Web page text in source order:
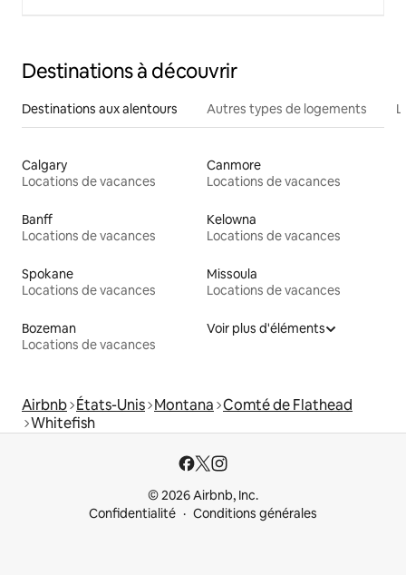
Destinations à découvrir
Destinations aux alentours Autres types de logements
Calgary
Locations de vacances
Canmore
Locations de vacances
Banff
Locations de vacances
Kelowna
Locations de vacances
Spokane
Locations de vacances
Missoula
Locations de vacances
Bozeman
Locations de vacances
Voir plus d'éléments
Airbnb États-Unis Montana Comté de Flathead
Whitefish
© 2026 Airbnb, Inc.
Confidentialité
Conditions générales